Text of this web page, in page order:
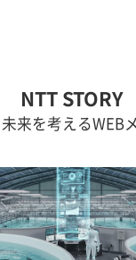
NTT STORY
来を考えるWEB